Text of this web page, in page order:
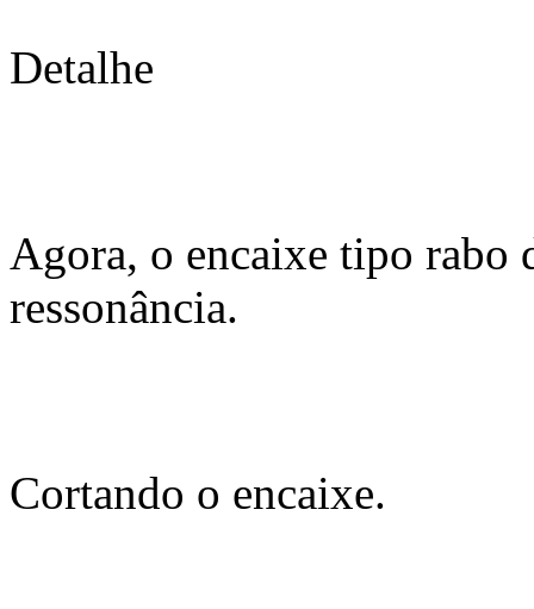
Detalhe
Agora, o encaixe tipo rabo
ressonância.
Cortando o encaixe.